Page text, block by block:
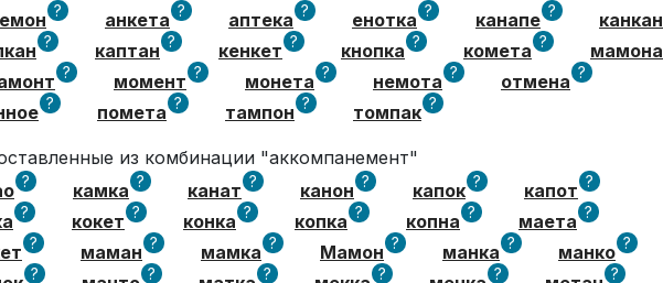
? анкета ? аптека ? енотка ? канапе ? канкан
? каптан ? кенкет ? кнопка ? комета ? мамона
? момент ? монета ? немота ? отмена ?
? помета ? тампон ? томпак ?
из комбинации "аккомпанемент"
? камка ? канат ? канон ? капок ? капот ?
? кокет ? конка ? копка ? копна ? маета ?
? маман ? мамка ? Мамон ? манка ? манко ?
? ? ? ? ? ?